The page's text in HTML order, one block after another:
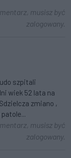
musisz być
zalogowany.
szpitali
wiek 52 lata na
zmiano ,
musisz być
zalogowany.